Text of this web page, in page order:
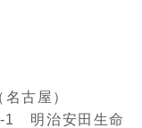
古屋）
1 明治安田生命